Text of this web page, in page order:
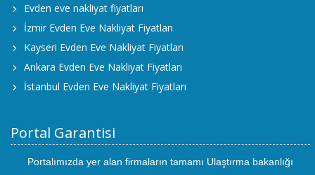
Evden eve nakliyat fiyatları
İzmir Evden Eve Nakliyat Fiyatları
Kayseri Evden Eve Nakliyat Fiyatları
Ankara Evden Eve Nakliyat Fiyatları
İstanbul Evden Eve Nakliyat Fiyatları
Portal Garantisi
Portalımızda yer alan firmaların tamamı Ulaştırma bakanlığı